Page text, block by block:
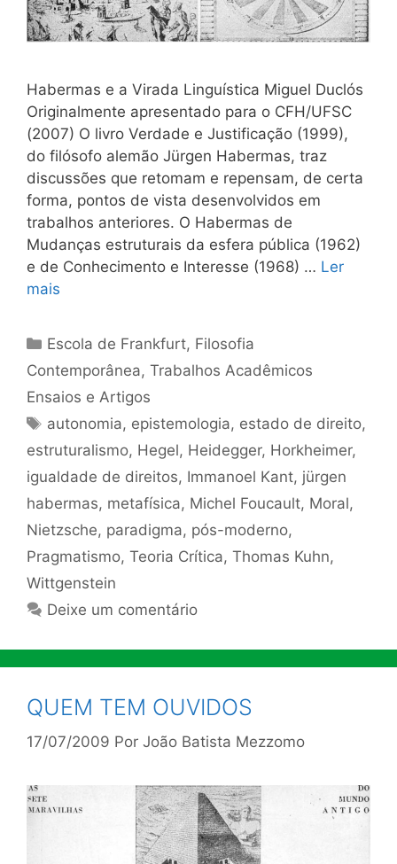
Habermas e a Virada Linguística Miguel Duclós
Originalmente apresentado para o CFH/UFSC
(2007) O livro Verdade e Justificação (1999),
do filósofo alemão Jürgen Habermas, traz
discussões que retomam e repensam, de certa
forma, pontos de vista desenvolvidos em
trabalhos anteriores. O Habermas de
Mudanças estruturais da esfera pública (1962)
e de Conhecimento e Interesse (1968) … Ler
mais
Categorias
Escola de Frankfurt, Filosofia
Contemporânea, Trabalhos Acadêmicos
Ensaios e Artigos
Tags
autonomia, epistemologia, estado de direito,
estruturalismo, Hegel, Heidegger, Horkheimer,
igualdade de direitos, Immanoel Kant, jürgen
habermas, metafísica, Michel Foucault, Moral,
Nietzsche, paradigma, pós-moderno,
Pragmatismo, Teoria Crítica, Thomas Kuhn,
Wittgenstein
Deixe um comentário
QUEM TEM OUVIDOS
17/07/2009 Por João Batista Mezzomo